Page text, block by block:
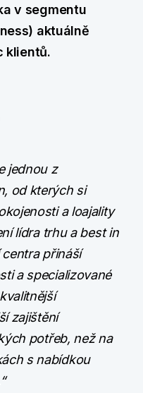
v segmentu
aktuálně
klientů.
jednou z
od kterých si
a loajality
lídra trhu a best in
přináší
a specializované
zajištění
potřeb, než na
s nabídkou